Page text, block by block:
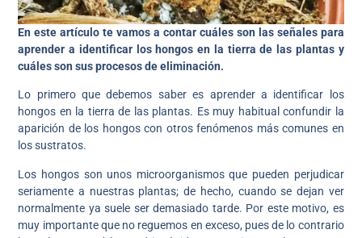
En este artículo te vamos a contar cuáles son las señales para
aprender a identificar los hongos en la tierra de las plantas y
cuáles son sus procesos de eliminación.
Lo primero que debemos saber es aprender a identificar los
hongos en la tierra de las plantas. Es muy habitual confundir la
aparición de los hongos con otros fenómenos más comunes en
los sustratos.
Los hongos son unos microorganismos que pueden perjudicar
seriamente a nuestras plantas; de hecho, cuando se dejan ver
normalmente ya suele ser demasiado tarde. Por este motivo, es
muy importante que no reguemos en exceso, pues de lo contrario